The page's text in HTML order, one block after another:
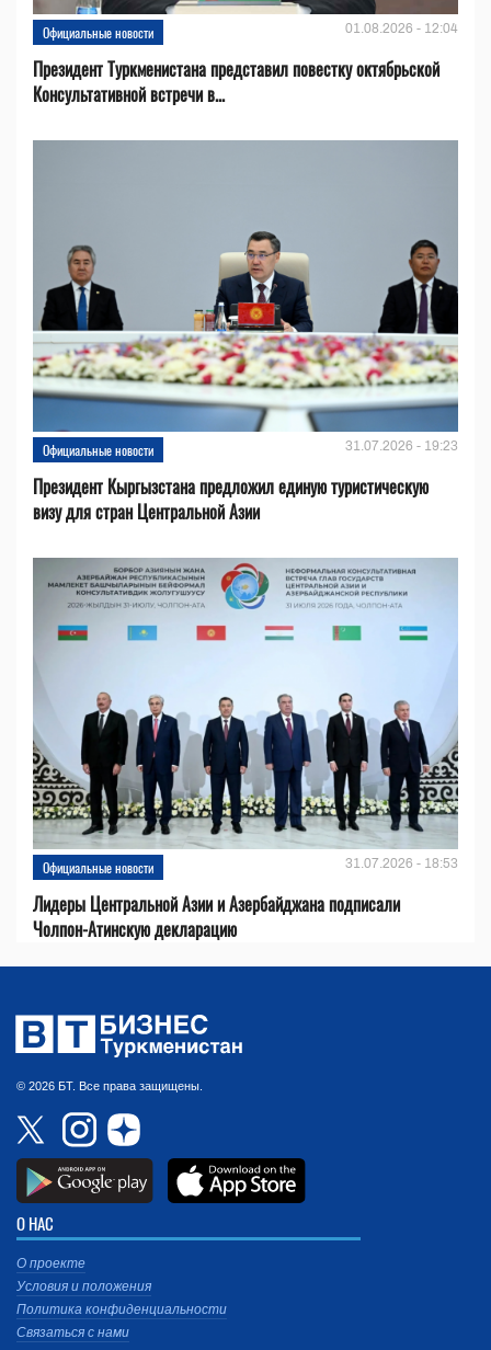
Официальные новости 01.08.2026 - 12:04
Президент Туркменистана представил повестку октябрьской
Консультативной встречи в...
Официальные новости 31.07.2026 - 19:23
Президент Кыргызстана предложил единую туристическую
визу для стран Центральной Азии
Официальные новости 31.07.2026 - 18:53
Лидеры Центральной Азии и Азербайджана подписали
Чолпон-Атинскую декларацию
© 2026 БТ. Все права защищены.
О НАС
О проекте
Условия и положения
Политика конфиденциальности
Связаться с нами